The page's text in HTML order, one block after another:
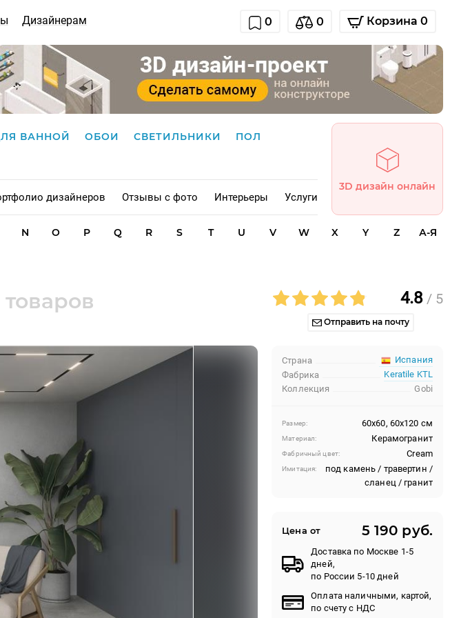
Дизайнерам 0 0 Корзина 0
ВАННОЙ ОБОИ СВЕТИЛЬНИКИ ПОЛ
дизайнеров Отзывы с фото Интерьеры Услуги
3D дизайн онлайн
N O P Q R S T U V W X Y Z А-Я
товаров 4.8 / 5
Отправить на почту
Страна
Испания
Фабрика
Keratile KTL
Коллекция
Gobi
Размер: 60x60, 60x120 см
Материал: Керамогранит
Фабричный цвет: Cream
Имитация:
под камень / травертин /
сланец / гранит
Цена от 5 190 руб.
Доставка по Москве 1-5
дней,
по России 5-10 дней
Оплата наличными, картой,
по счету с НДС